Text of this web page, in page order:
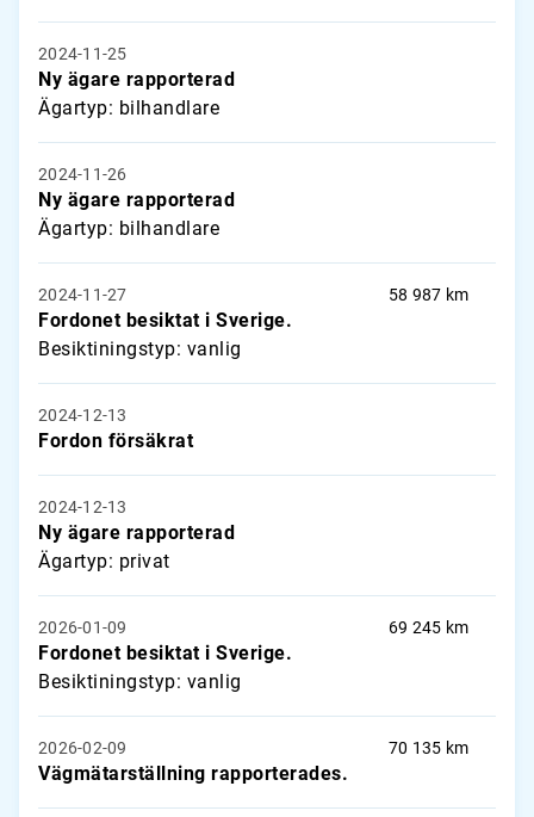
2024-11-25
Ny ägare rapporterad
Ägartyp: bilhandlare
2024-11-26
Ny ägare rapporterad
Ägartyp: bilhandlare
2024-11-27
Fordonet besiktat i Sverige.
Besiktiningstyp: vanlig
58 987 km
2024-12-13
Fordon försäkrat
2024-12-13
Ny ägare rapporterad
Ägartyp: privat
2026-01-09
Fordonet besiktat i Sverige.
Besiktiningstyp: vanlig
69 245 km
2026-02-09
Vägmätarställning rapporterades.
70 135 km